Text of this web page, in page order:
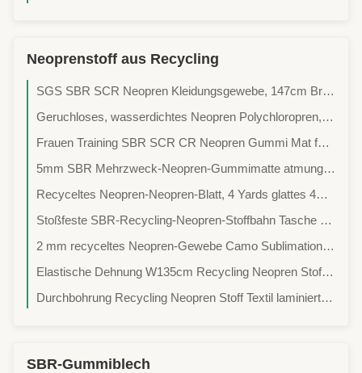
Neoprenstoff aus Recycling
SGS SBR SCR Neopren Kleidungsgewebe, 147cm Breite Neopren Schaumstoff
Geruchloses, wasserdichtes Neopren Polychloropren, 2 mm Neopren Kleidstoff.
Frauen Training SBR SCR CR Neopren Gummi Mat für Bauch Trimmer Gürtel
5mm SBR Mehrzweck-Neopren-Gummimatte atmungsaktiv elastisch
Recyceltes Neopren-Neopren-Blatt, 4 Yards glattes 4mm Neopren-Gewebe
Stoßfeste SBR-Recycling-Neopren-Stoffbahn Tasche Nicht Rutschend
2 mm recyceltes Neopren-Gewebe Camo Sublimation Druckklebstoff
Elastische Dehnung W135cm Recycling Neopren Stoffblatt für Handschuhe
Durchbohrung Recycling Neopren Stoff Textil laminiert Tauchanzug Verwendung
SBR-Gummiblech